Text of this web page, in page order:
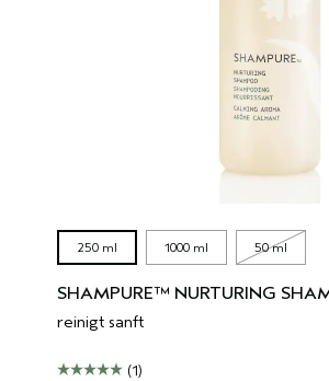
250 ml 1000 ml 50 ml
SHAMPURE™ NURTURING
reinigt sanft
(1)